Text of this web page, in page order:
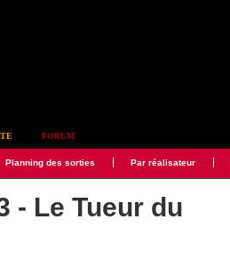
FORUM
Planning des sorties Par réalisateur
- Le Tueur du